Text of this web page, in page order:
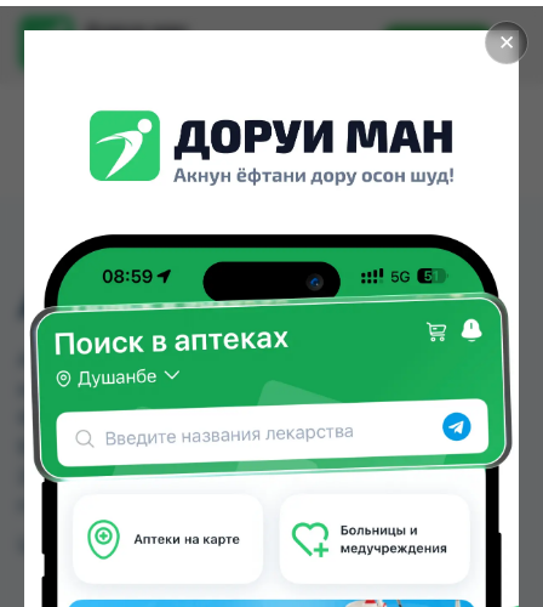
✕
Доруи ман
Установить
АНТИБОЛЬ ГЕЛ 30ГР
АНТИБОЛЬ ГЕЛ 30ГР можно купить или
заказать в аптеках, Аптека Нур (Nur), Арча, Дору
Фарм №2, Дору Фарм №6, Дорухона
Бародарон, Мардон, Нишон №2 по цене от
20.00 TJS до 28.00 TJS в Душанбе и других
Цена: от20.00 TJS